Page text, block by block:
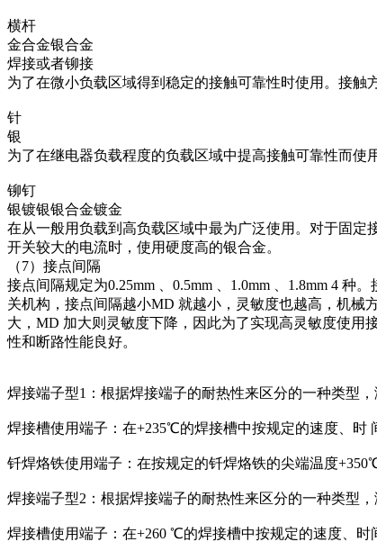
横杆
金合金银合金
焊接或者铆接
为了在微小负载区域得到稳定的接触可靠性时使用。接
针
银
为了在继电器负载程度的负载区域中提高接触可靠性而
铆钉
银镀银银合金镀金
在从一般用负载到高负载区域中最为广泛使用。对于固
开关较大的电流时，使用硬度高的银合金。
（7）接点间隔
接点间隔规定为0.25mm 、0.5mm 、1.0mm 、1.8mm 4
关机构，接点间隔越小MD 就越小，灵敏度也越高，机械
大，MD 加大则灵敏度下降，因此为了实现高灵敏度使用
性和断路性能良好。
焊接端子型1：根据焊接端子的耐热性来区分的一种类型
焊接槽使用端子：在+235℃的焊接槽中按规定的速度、时
钎焊烙铁使用端子：在按规定的钎焊烙铁的尖端温度
焊接端子型2：根据焊接端子的耐热性来区分的一种类型
焊接槽使用端子：在+260 ℃的焊接槽中按规定的速度、